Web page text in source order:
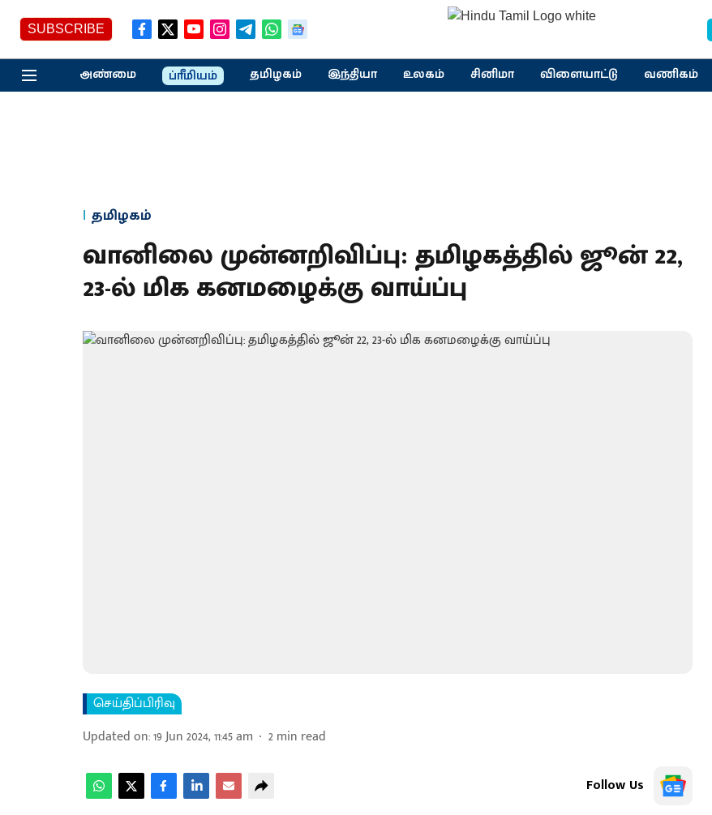
SUBSCRIBE
அண்மை ப்ரீமியம் தமிழகம் இந்தியா உலகம் சினிமா விளையாட்டு வணிகம்
தமிழகம்
வானிலை முன்னறிவிப்பு: தமிழகத்தில் ஜூன் 22,
23-ல் மிக கனமழைக்கு வாய்ப்பு
செய்திப்பிரிவு
Updated on:19 Jun 2024, 11:45 am 2min read
Follow Us